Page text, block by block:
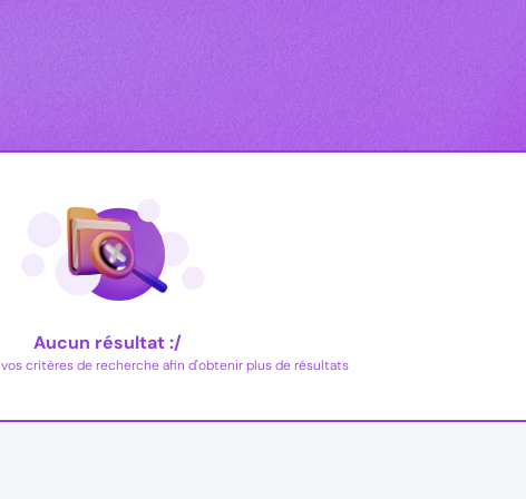
Aucun résultat :/
critères de recherche afin d'obtenir plus de résultats